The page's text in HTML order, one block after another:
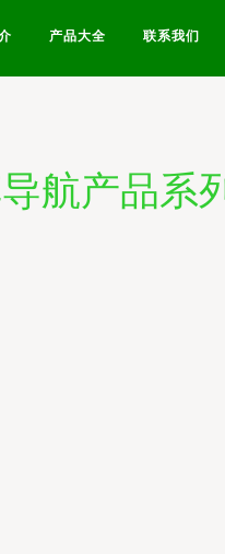
产品大全 联系我们
航产品系